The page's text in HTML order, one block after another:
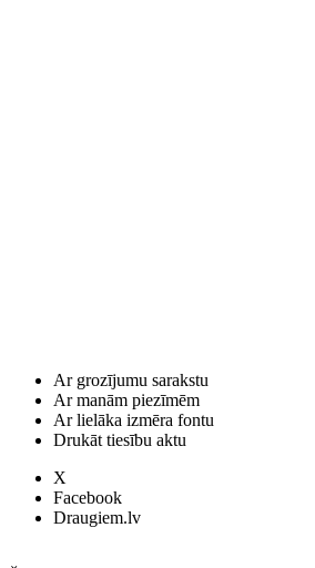
Ar grozījumu sarakstu
Ar manām piezīmēm
Ar lielāka izmēra fontu
Drukāt tiesību aktu
X
Facebook
Draugiem.lv